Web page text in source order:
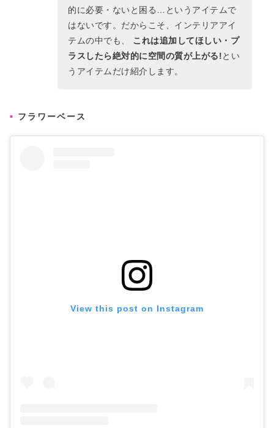
的に必要・ないと困る…というアイテムで
はないです。だからこそ、インテリアアイ
テムの中でも、
これは追加してほしい・プ
ラスしたら絶対的に空間の質が上がる!とい
うアイテムだけ紹介します。
フラワーベース
View this post on Instagram